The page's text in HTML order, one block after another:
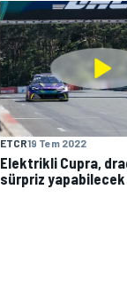
ETCR19 Tem 2022
Elektrikli Cupra,
sürpriz yapabilecek